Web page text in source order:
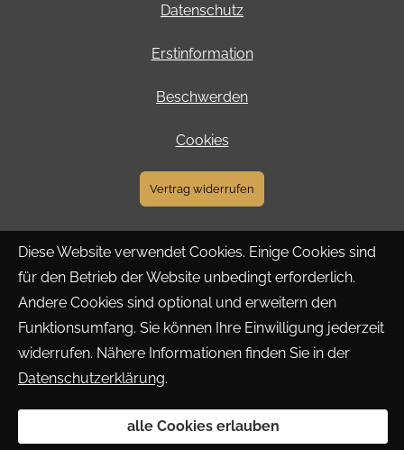
Datenschutz
Erstinformation
Beschwerden
Cookies
Vertrag widerrufen
Diese Website verwendet Cookies. Einige Cookies sind
für den Betrieb der Website unbedingt erforderlich.
Andere Cookies sind optional und erweitern den
Funktionsumfang. Sie können Ihre Einwilligung jederzeit
widerrufen. Nähere Informationen finden Sie in der
Datenschutzerklärung.
alle Cookies erlauben